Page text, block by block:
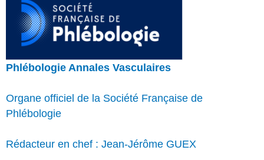
Phlébologie Annales Vasculaires
Organe officiel de la Société Française de
Phlébologie
Rédacteur en chef : Jean-Jérôme GUEX